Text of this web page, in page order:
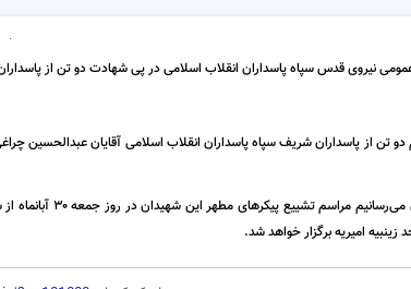
نیروی قدس سپاه پاسداران انقلاب اسلامی در پی شهادت دو تن از
دو تن از پاسداران شریف سپاه پاسداران انقلاب اسلامی آقایان
زینبیه امیریه برگزار خواهد شد.